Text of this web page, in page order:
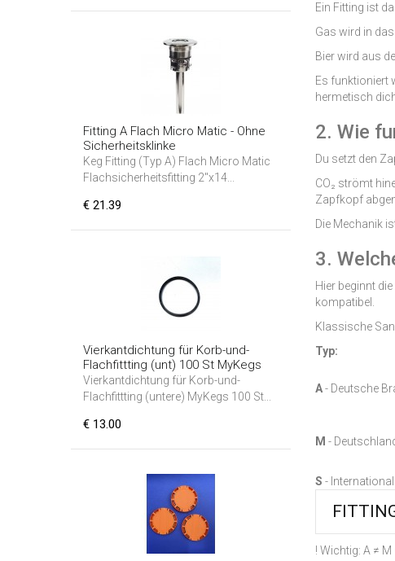
Fitting A Flach Micro Matic - Ohne
Sicherheitsklinke
Keg Fitting (Typ A) Flach Micro Matic
Flachsicherheitsfitting 2"x14...
€ 21.39
Vierkantdichtung für Korb-und-
Flachfittting (unt) 100 St MyKegs
Vierkantdichtung für Korb-und-
Flachfittting (untere) MyKegs 100 St...
€ 13.00
Ein Fitting ist
Gas wird in
Bier wird aus
Es funktioniert
hermetisch
2. Wie
Du setzt den
CO₂ strömt
Zapfkopf
Die Mechanik
3.
Hier beginnt
kompatibel.
Klassische
Typ:
A- Deutsche
M -
S -
! Wichtig: A ≠